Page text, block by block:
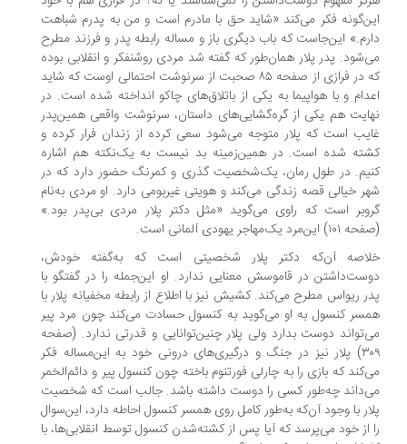
فکر می‌کند «شاید حق با مادرم است و من به پدرم شباهت
این‌جاست که باب دیگری باز و مساله رابطه پدر و فرزند مطرح
پدر پلار همان‌طور که گفته شد مردی روشنفکر و انقلابی بوده
که در فرازی از صفحه ۸۵ صحبت از سرنوشت احتمالی اوست که شاید
و با هواپیما به یکی از باتلاق‌های چاکو انداخته شده است. در
هم یکی از گره‌گشایی‌های داستان، سرنوشت واقعی همین‌پدر
است که پلار متوجه می‌شود سعی کرده از زندان فرار کرده و
شده است. در همین‌زمینه بد نیست به یک‌نکته هم اشاره
در طول رمان، یک‌شخصیت گذری و کمرنگ حضور دارد که در
خیالی قصه زندگی می‌کند و هویتی غیربومی دارد. او مردی به‌نام
است که راوی می‌گوید «مثل دکتر پلار مردی بی‌پدر بود.»
یک‌مهاجر یهودی آلمانی است.
آن‌که دکتر پلار شخصیتی است که به‌گفته خودش،
در قاموسش معنایی ندارد. او این‌جمله را در گفتگو با
ریواس مطرح می‌کند. کشیش نیز با اطلاع از رابطه مخفیانه پلار با
کنسول به او می‌گوید به کنسول حسادت می‌کند چون مرد پیر
دوست بدارد ولی پلار چنین‌توانایی و قدرتی ندارد. (صفحه
۳۰۹) پلار نیز در جنگ و درگیری‌های درونی خود به این‌مساله فکر
که بازی را به چارلی فورتنوم باخته چون کنسول پیر و دائم‌الخمر
چه‌طور کسی را دوست داشته باشد. جالب است که شخصیت
با وجود آن‌که به‌طور کامل روی همسر کنسول احاطه دارد، این‌سوال
از خود می‌پرسد که آیا پس از کشته‌شدن کنسول توسط انقلابی‌ها، با